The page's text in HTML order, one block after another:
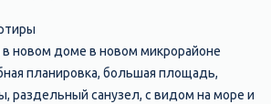
в новом доме в новом микрорайоне
планировка, большая площадь,
раздельный санузел, с видом на море и